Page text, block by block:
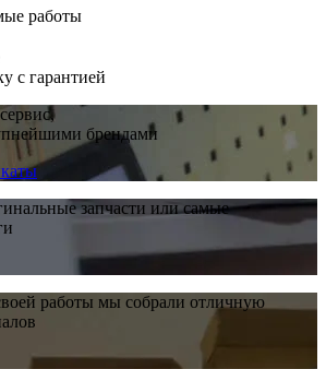
работы
с гарантией
брендами
запчасти или самые
работы мы собрали отличную